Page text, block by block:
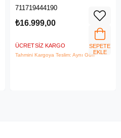
Garantili)
711719444190
₺16.999,00
ÜCRETSIZ KARGO
Tahmini Kargoya Teslim: Aynı Gün
SEPETE
EKLE